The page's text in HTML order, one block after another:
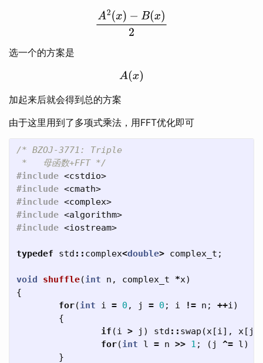
A2(x) −B (x)2
选一个的方案是
A(x)
加起来后就会得到总的方案
由于这里用到了多项式乘法，用FFT优化即可
/* BZOJ-3771: Triple
*   母函数+FFT */
#include <cstdio>
#include <cmath>
#include <complex>
#include <algorithm>
#include <iostream>
typedef std :: complex<double> complex_t ;
void shuffle(int n , complex_t *x)
{
for(int i = 0 , j = 0 ; i != n ; ++i )
{
if (i > j ) std :: swap (x [i ], x [ j
for(int l = n >> 1 ; ( j ^= l )
}